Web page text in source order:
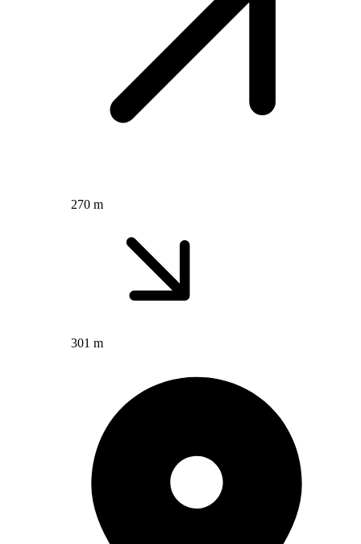
270 m
301 m